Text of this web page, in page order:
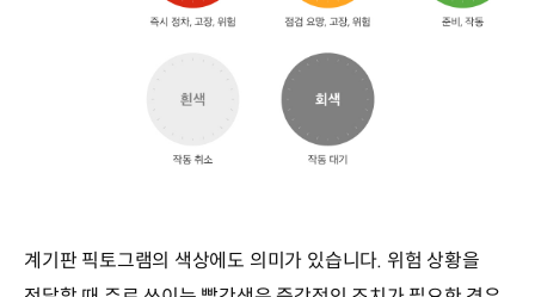
계기판 픽토그램의 색상에도 의미가 있습니다. 위험 상황을